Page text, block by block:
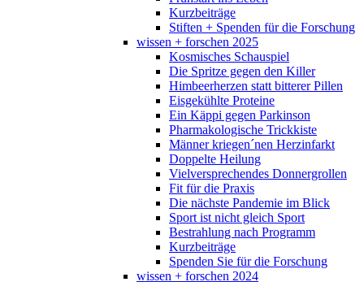
Kurzbeiträge
Stiften + Spenden für die Forschung
wissen + forschen 2025
Kosmisches Schauspiel
Die Spritze gegen den Killer
Himbeerherzen statt bitterer Pillen
Eisgekühlte Proteine
Ein Käppi gegen Parkinson
Pharmakologische Trickkiste
Männer kriegen´nen Herzinfarkt
Doppelte Heilung
Vielversprechendes Donnergrollen
Fit für die Praxis
Die nächste Pandemie im Blick
Sport ist nicht gleich Sport
Bestrahlung nach Programm
Kurzbeiträge
Spenden Sie für die Forschung
wissen + forschen 2024